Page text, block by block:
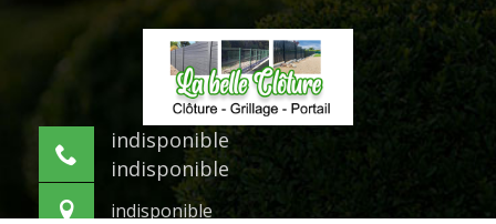
indisponible
indisponible
indisponible